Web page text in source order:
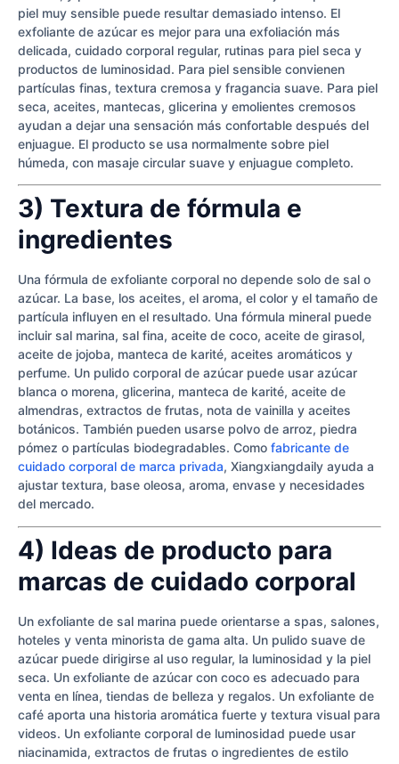
piel muy sensible puede resultar demasiado intenso. El
exfoliante de azúcar es mejor para una exfoliación más
delicada, cuidado corporal regular, rutinas para piel seca y
productos de luminosidad. Para piel sensible convienen
partículas finas, textura cremosa y fragancia suave. Para piel
seca, aceites, mantecas, glicerina y emolientes cremosos
ayudan a dejar una sensación más confortable después del
enjuague. El producto se usa normalmente sobre piel
húmeda, con masaje circular suave y enjuague completo.
3) Textura de fórmula e
ingredientes
Una fórmula de exfoliante corporal no depende solo de sal o
azúcar. La base, los aceites, el aroma, el color y el tamaño de
partícula influyen en el resultado. Una fórmula mineral puede
incluir sal marina, sal fina, aceite de coco, aceite de girasol,
aceite de jojoba, manteca de karité, aceites aromáticos y
perfume. Un pulido corporal de azúcar puede usar azúcar
blanca o morena, glicerina, manteca de karité, aceite de
almendras, extractos de frutas, nota de vainilla y aceites
botánicos. También pueden usarse polvo de arroz, piedra
pómez o partículas biodegradables. Como fabricante de
cuidado corporal de marca privada, Xiangxiangdaily ayuda a
ajustar textura, base oleosa, aroma, envase y necesidades
del mercado.
4) Ideas de producto para
marcas de cuidado corporal
Un exfoliante de sal marina puede orientarse a spas, salones,
hoteles y venta minorista de gama alta. Un pulido suave de
azúcar puede dirigirse al uso regular, la luminosidad y la piel
seca. Un exfoliante de azúcar con coco es adecuado para
venta en línea, tiendas de belleza y regalos. Un exfoliante de
café aporta una historia aromática fuerte y textura visual para
videos. Un exfoliante corporal de luminosidad puede usar
niacinamida, extractos de frutas o ingredientes de estilo